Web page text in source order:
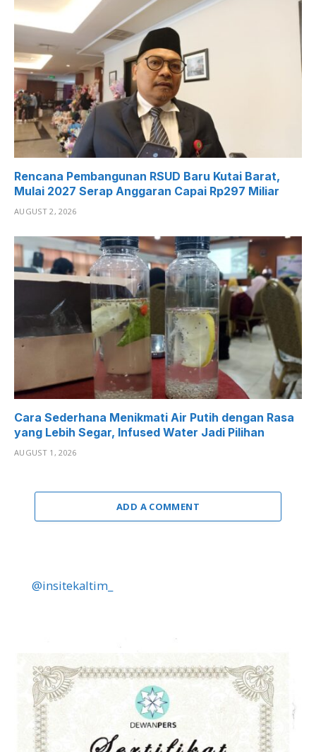
Rencana Pembangunan RSUD Baru Kutai Barat,
Mulai 2027 Serap Anggaran Capai Rp297 Miliar
AUGUST 2, 2026
Cara Sederhana Menikmati Air Putih dengan Rasa
yang Lebih Segar, Infused Water Jadi Pilihan
AUGUST 1, 2026
ADD A COMMENT
@insitekaltim_